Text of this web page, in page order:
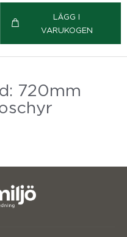
LÄGG I
VARUKOGEN
720mm